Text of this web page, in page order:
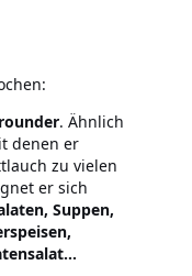
. Ähnlich
denen er
zu vielen
er sich
Suppen,